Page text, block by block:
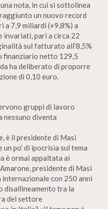
nota, in cui si sottolinea
un nuovo record
a 7,9 miliardi (+9,8%) a
invariati, pari a circa 22
sul fatturato all’8,5%
finanziario netto 129,5
ha deliberato di proporre
di 0,10 euro.
gruppi di lavoro
nessuno diventa
è il presidente di Masi
po’ di ipocrisia sul tema
è ormai appaltata ai
presidente di Masi
con 250 anni
disallineamento tra la
del settore